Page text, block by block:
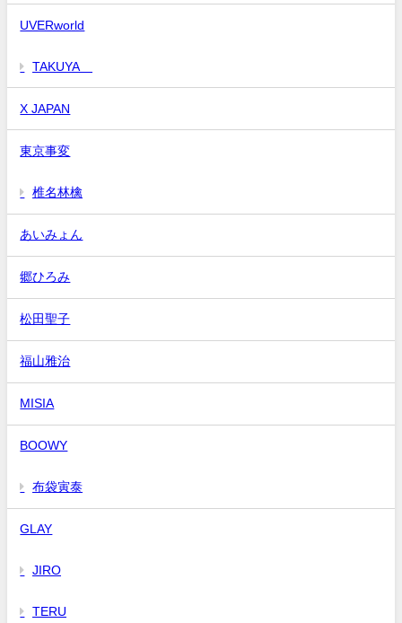
UVERworld
TAKUYA∞
X JAPAN
東京事変
椎名林檎
あいみょん
郷ひろみ
松田聖子
福山雅治
MISIA
BOOWY
布袋寅泰
GLAY
JIRO
TERU